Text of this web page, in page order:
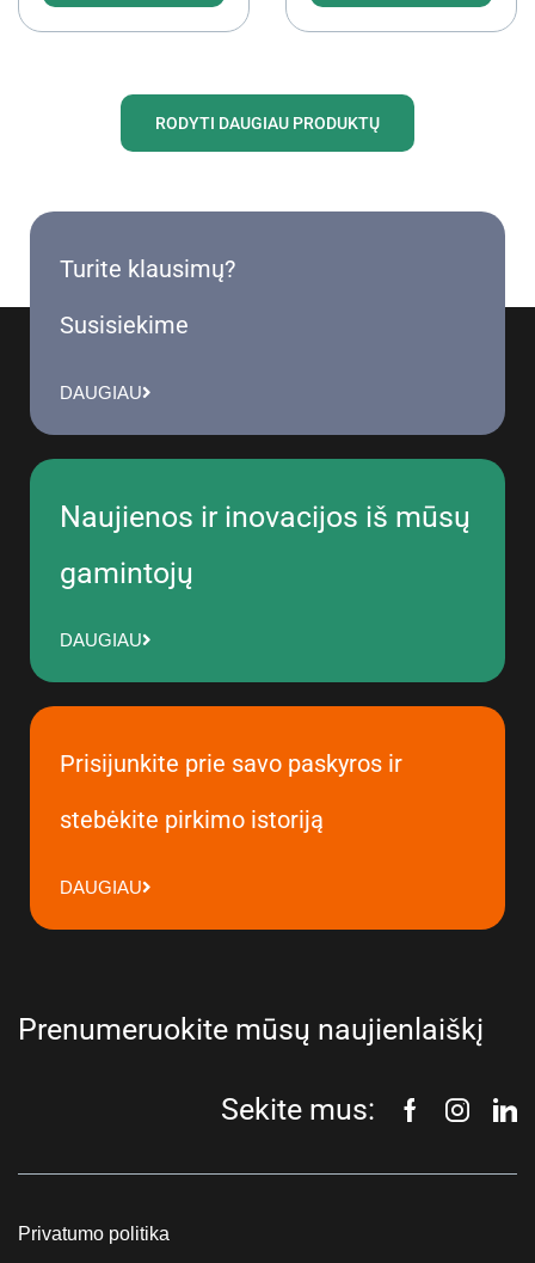
RODYTI DAUGIAU PRODUKTŲ
Turite klausimų?
Susisiekime
DAUGIAU
Naujienos ir inovacijos iš mūsų
gamintojų
DAUGIAU
Prisijunkite prie savo paskyros ir
stebėkite pirkimo istoriją
DAUGIAU
Prenumeruokite mūsų naujienlaiškį
Sekite mus:
Privatumo politika